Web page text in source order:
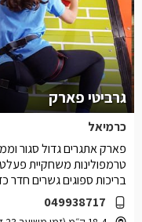
גרביטי פארק
כרמיאל
049938717
פארק אתגרים גדול סגור
בריכות ספוגים גשרים חדר